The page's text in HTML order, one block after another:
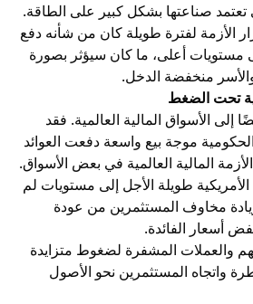
تعتمد صناعتها بشكل كبير على الطاقة.
الأزمة لفترة طويلة كان من شأنه دفع
مستويات أعلى، ما كان سيؤثر بصورة
منخفضة الدخل.
تحت الضغط
إلى الأسواق المالية العالمية. فقد
موجة بيع واسعة دفعت العوائد
المالية العالمية في بعض الأسواق.
طويلة الأجل إلى مستويات لم
مخاوف المستثمرين من عودة
أسعار الفائدة.
والعملات المشفرة لضغوط متزايدة
واتجاه المستثمرين نحو الأصول